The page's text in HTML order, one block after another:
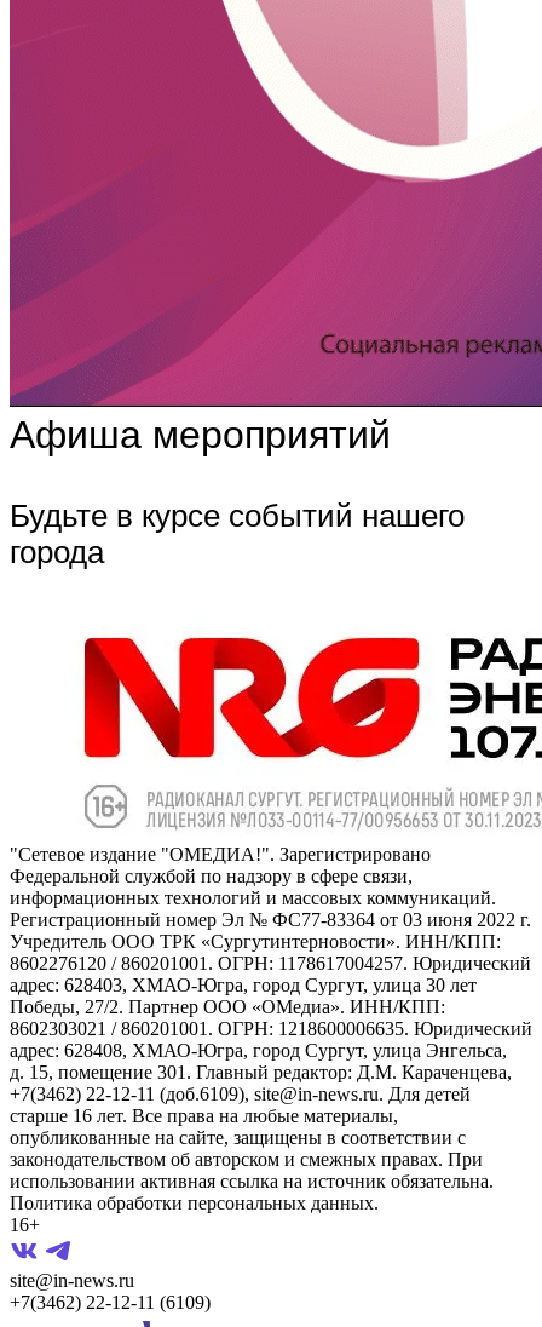
Афиша мероприятий
Будьте в курсе событий нашего
города
"Сетевое издание "ОМЕДИА!". Зарегистрировано
Федеральной службой по надзору в сфере связи,
информационных технологий и массовых коммуникаций.
Регистрационный номер Эл № ФС77-83364 от 03 июня 2022 г.
Учредитель ООО ТРК «Сургутинтерновости». ИНН/КПП:
8602276120 / 860201001. ОГРН: 1178617004257. Юридический
адрес: 628403, ХМАО-Югра, город Сургут, улица 30 лет
Победы, 27/2. Партнер ООО «ОМедиа». ИНН/КПП:
8602303021 / 860201001. ОГРН: 1218600006635. Юридический
адрес: 628408, ХМАО-Югра, город Сургут, улица Энгельса,
д. 15, помещение 301. Главный редактор: Д.М. Караченцева,
+7(3462) 22-12-11 (доб.6109), site@in-news.ru. Для детей
старше 16 лет. Все права на любые материалы,
опубликованные на сайте, защищены в соответствии с
законодательством об авторском и смежных правах. При
использовании активная ссылка на источник обязательна.
Политика обработки персональных данных.
16+
site@in-news.ru
+7(3462) 22-12-11 (6109)